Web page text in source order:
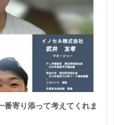
番寄り添って考えてくれま